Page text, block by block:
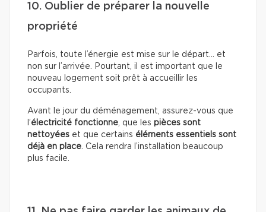
10. Oublier de préparer la nouvelle
propriété
Parfois, toute l’énergie est mise sur le départ… et
non sur l’arrivée. Pourtant, il est important que le
nouveau logement soit prêt à accueillir les
occupants.
Avant le jour du déménagement, assurez-vous que
l’électricité fonctionne, que les pièces sont
nettoyées et que certains éléments essentiels sont
déjà en place. Cela rendra l’installation beaucoup
plus facile.